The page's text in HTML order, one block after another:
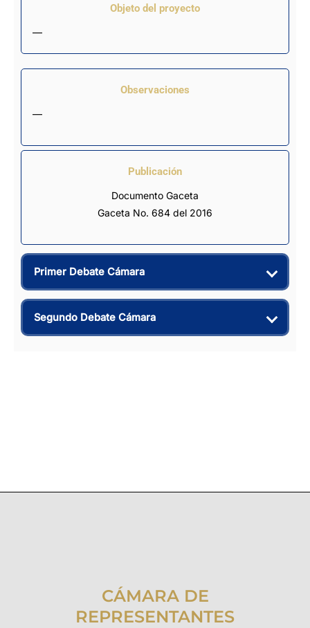
Objeto del proyecto
—
Observaciones
—
Publicación
Documento Gaceta
Gaceta No. 684 del 2016
Primer Debate Cámara
Segundo Debate Cámara
CÁMARA DE
REPRESENTANTES